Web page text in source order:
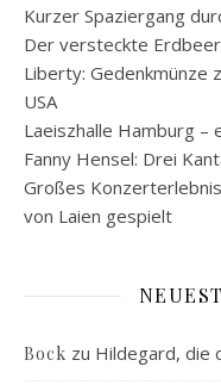
Kurzer Spaziergang
Der versteckte
Liberty: Gedenkmünze
USA
Laeiszhalle Hamburg –
Fanny Hensel: Drei
Großes
von Laien gespielt
Bock zu Hildegard, die